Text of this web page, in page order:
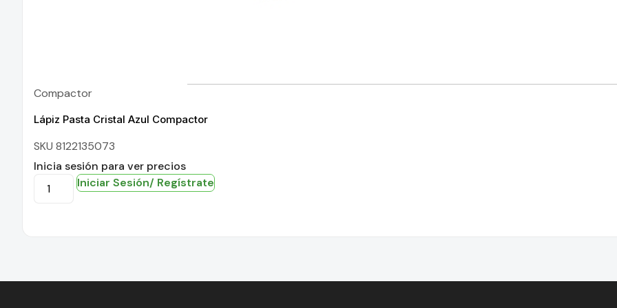
Compactor
Lápiz Pasta Cristal Azul Compactor
SKU 8122135073
Inicia sesión para ver precios
Iniciar Sesión/ Regístrate